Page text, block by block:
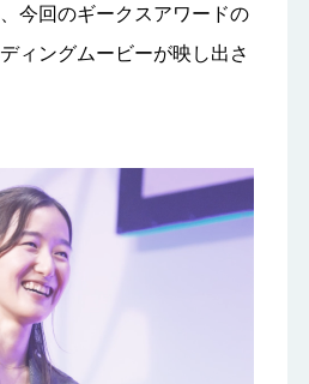
今回のギークスアワードの
ィングムービーが映し出さ